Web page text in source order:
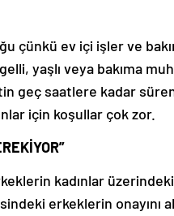
çünkü ev içi işler ve
yaşlı veya bakıma
geç saatlere kadar
için koşullar çok zor.
kadınlar
erkeklerin onayını